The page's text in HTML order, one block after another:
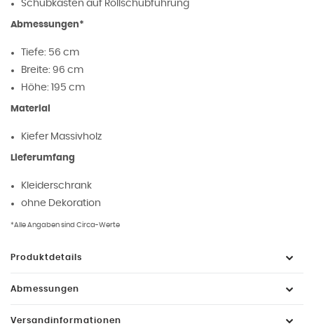
Schubkasten auf Rollschubführung
Abmessungen*
Tiefe: 56 cm
Breite: 96 cm
Höhe: 195 cm
Material
Kiefer Massivholz
Lieferumfang
Kleiderschrank
ohne Dekoration
*Alle Angaben sind Circa-Werte
Produktdetails
Abmessungen
Versandinformationen